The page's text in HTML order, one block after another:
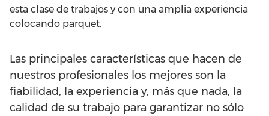
esta clase de trabajos y con una amplia experiencia
colocando parquet.
Las principales características que hacen de
nuestros profesionales los mejores son la
fiabilidad, la experiencia y, más que nada, la
calidad de su trabajo para garantizar no sólo